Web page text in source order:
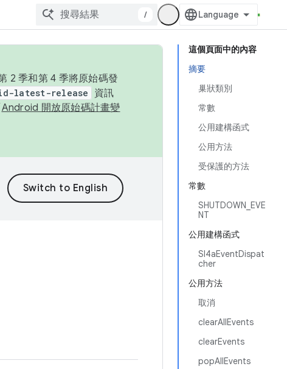
/
這個頁面中的內容
摘要
巢狀類別
常數
公用建構函式
公用方法
受保護的方法
常數
SHUTDOWN_EVE
NT
公用建構函式
Sl4aEventDispat
cher
公用方法
取消
clearAllEvents
clearEvents
popAllEvents
2 季和第 4 季將原始碼發
latest-release
資訊
Android 開放原始碼計畫變